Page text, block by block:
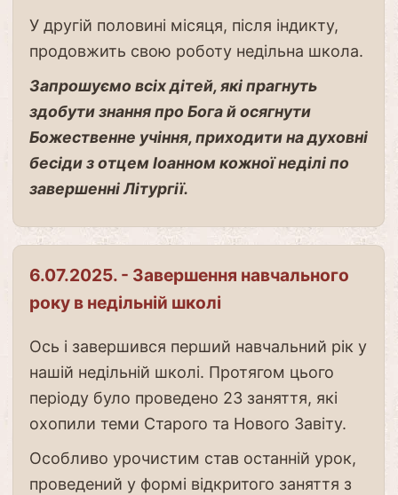
У другій половині місяця, після індикту,
продовжить свою роботу недільна школа.
Запрошуємо всіх дітей, які прагнуть
здобути знання про Бога й осягнути
Божественне учіння, приходити на духовні
бесіди з отцем Іоанном кожної неділі по
завершенні Літургії.
6.07.2025. - Завершення навчального
року в недільній школі
Ось і завершився перший навчальний рік у
нашій недільній школі. Протягом цього
періоду було проведено 23 заняття, які
охопили теми Старого та Нового Завіту.
Особливо урочистим став останній урок,
проведений у формі відкритого заняття з